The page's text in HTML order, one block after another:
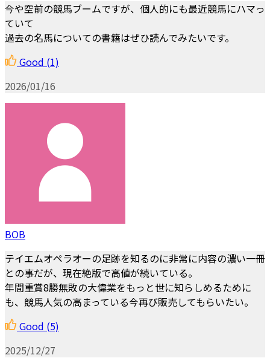
今や空前の競馬ブームですが、個人的にも最近競馬にハマっ
ていて
過去の名馬についての書籍はぜひ読んでみたいです。
Good (1)
2026/01/16
BOB
テイエムオペラオーの足跡を知るのに非常に内容の濃い一冊
との事だが、現在絶版で高値が続いている。
年間重賞8勝無敗の大偉業をもっと世に知らしめるために
も、競馬人気の高まっている今再び販売してもらいたい。
Good (5)
2025/12/27